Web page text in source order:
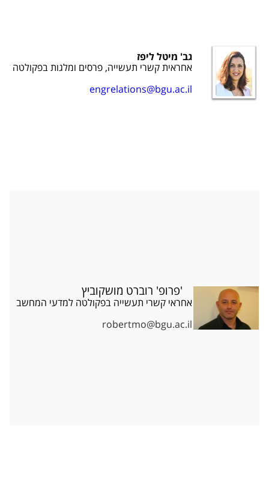
​גב' מיטל ליפז
אחראית קשרי תעשייה, פרסים ומלגות בפקולטה
engrelations@bgu.ac.il​​​​​
'פרופ' רוברט מושקוביץ
אחראי קשרי תעשייה בפקולטה למדעי המחשב​
robertmo@bgu.ac.il